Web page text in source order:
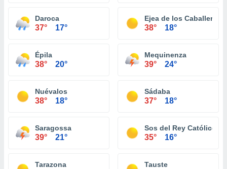
Daroca
37° 17°
Ejea de los Caballeros
38° 18°
Épila
38° 20°
Mequinenza
39° 24°
Nuévalos
38° 18°
Sádaba
37° 18°
Saragossa
39° 21°
Sos del Rey Católico
35° 16°
Tarazona Tauste